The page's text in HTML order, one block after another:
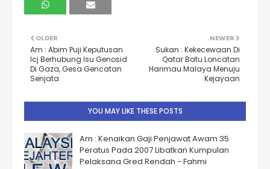
NEWER
Sukan : Kekecewaan Di
Qatar Batu Loncatan
Harimau Malaya Menuju
Kejayaan
OLDER
Am : Abim Puji Keputusan
Icj Berhubung Isu Genosid
Di Gaza, Gesa Gencatan
Senjata
YOU MAY LIKE THESE POSTS
Am : Kenaikan Gaji Penjawat Awam 35
Peratus Pada 2007 Libatkan Kumpulan
Pelaksana Gred Rendah - Fahmi